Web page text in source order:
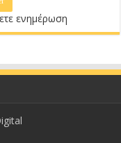
ενημέρωση